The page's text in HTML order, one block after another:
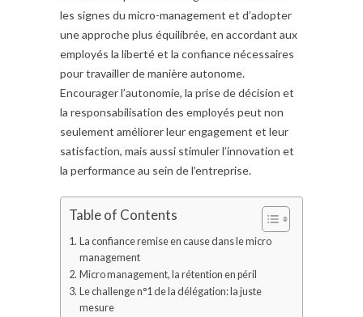
les signes du micro-management et d’adopter
une approche plus équilibrée, en accordant aux
employés la liberté et la confiance nécessaires
pour travailler de manière autonome.
Encourager l’autonomie, la prise de décision et
la responsabilisation des employés peut non
seulement améliorer leur engagement et leur
satisfaction, mais aussi stimuler l’innovation et
la performance au sein de l’entreprise.
Table of Contents
La confiance remise en cause dans le micro
management
Micro management, la rétention en péril
Le challenge n°1 de la délégation: la juste
mesure